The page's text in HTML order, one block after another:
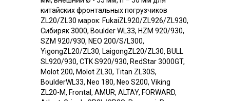
китайских фронтальных погрузчиков
ZL20/ZL30 марок: FukaiZL920/ZL926/ZL930,
Сибиряк 3000, Boulder WL33, HZM 920/930,
SZM 920/930, NEO 200/S/L300,
YigongZL20/ZL30, LaigongZL20/ZL30, BULL
SL920/930, CTK S920/930, RedStar 3000GT,
Molot 200, Molot ZL30, Titan ZL30S,
BoulderWL33, Neo 180, Neo S200, Viking
ZL20-M, Frontal, AMUR, ALTAY, FORWARD,